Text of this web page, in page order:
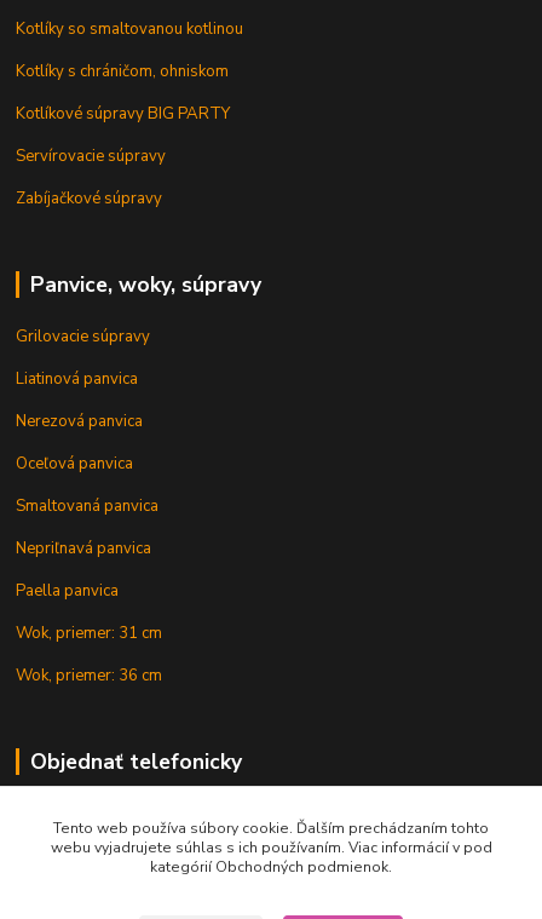
Kotlíky so smaltovanou kotlinou
Kotlíky s chráničom, ohniskom
Kotlíkové súpravy BIG PARTY
Servírovacie súpravy
Zabíjačkové súpravy
Panvice, woky, súpravy
Grilovacie súpravy
Liatinová panvica
Nerezová panvica
Oceľová panvica
Smaltovaná panvica
Nepriľnavá panvica
Paella panvica
Wok, priemer: 31 cm
Wok, priemer: 36 cm
Objednať telefonicky
+421 902 212 007
Tento web používa súbory cookie. Ďalším prechádzaním tohto
webu vyjadrujete súhlas s ich používaním. Viac informácií v pod
kategórií Obchodných podmienok.